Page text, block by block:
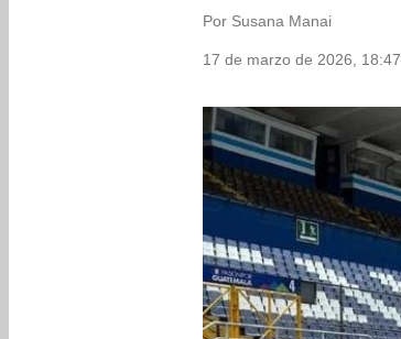
Por Susana Manai
17 de marzo de 2026, 18:47